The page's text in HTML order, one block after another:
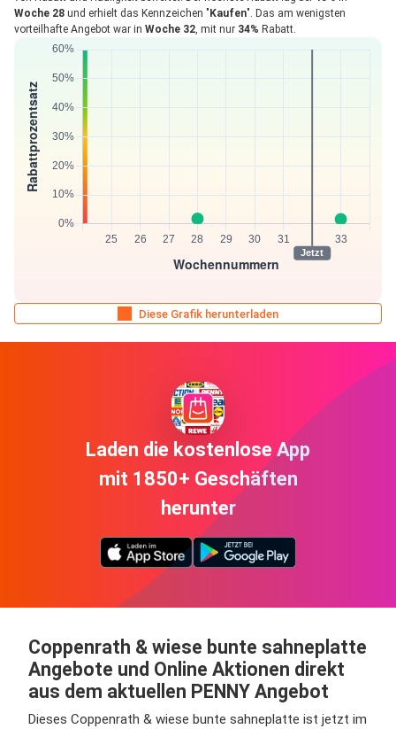
Woche 28 und erhielt das Kennzeichen " Kaufen". Das am wenigsten
vorteilhafte Angebot war in Woche 32, mit nur 34% Rabatt.
Diese Grafik herunterladen
Laden die kostenlose App
mit 1850+ Geschäften
herunter
Coppenrath & wiese bunte sahneplatte
Angebote und Online Aktionen direkt
aus dem aktuellen PENNY Angebot
Dieses Coppenrath & wiese bunte sahneplatte ist jetzt im